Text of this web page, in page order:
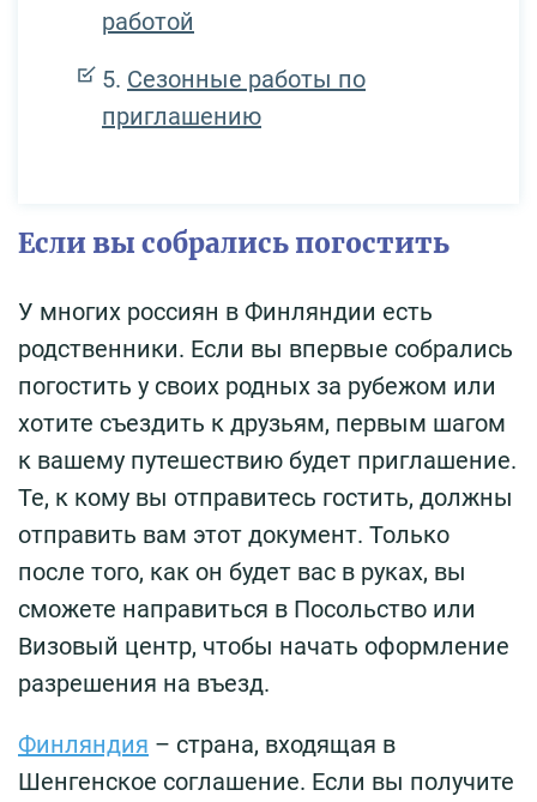
работой
Сезонные работы по
приглашению
Если вы собрались погостить
У многих россиян в Финляндии есть
родственники. Если вы впервые собрались
погостить у своих родных за рубежом или
хотите съездить к друзьям, первым шагом
к вашему путешествию будет приглашение.
Те, к кому вы отправитесь гостить, должны
отправить вам этот документ. Только
после того, как он будет вас в руках, вы
сможете направиться в Посольство или
Визовый центр, чтобы начать оформление
разрешения на въезд.
Финляндия – страна, входящая в
Шенгенское соглашение. Если вы получите